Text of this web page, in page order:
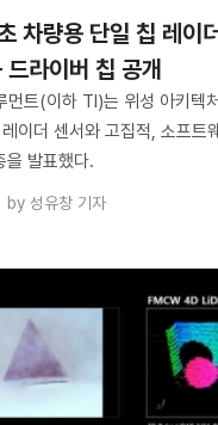
차량용 단일 칩 레이
라이버 칩 공개
먼트(이하 TI)는 위성 아키텍
이더 센서와 고집적, 소프트
을 발표했다.
by 성유창 기자